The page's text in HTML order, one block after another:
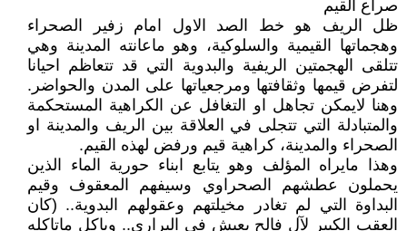
صراع القيم
ظل الريف هو خط الصد الاول امام زفير الصحراء
وهجماتها القيمية والسلوكية، وهو ماعانته المدينة وهي
تتلقى الهجمتين الريفية والبدوية التي قد تتعاظم احيانا
لتفرض قيمها وثقافتها ومرجعياتها على المدن والحواضر.
وهنا لايمكن تجاهل او التغافل عن الكراهية المستحكمة
والمتبادلة التي تتجلى في العلاقة بين الريف والمدينة او
الصحراء والمدينة، كراهية قيم ورفض لهذه القيم.
وهذا مايراه المؤلف وهو يتابع ابناء حورية الماء الذين
يحملون عطشهم الصحراوي وسيفهم المعقوف وقيم
البداوة التي لم تغادر مخيلتهم وعقولهم البدوية.. (كان
العقب الكبير لآل فالح يعيش في البراري.. وياكل ماتاكله